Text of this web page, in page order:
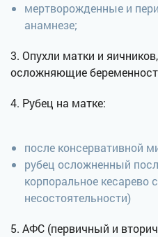
мертворожденные и
анамнезе;
3. Опухли матки и
осложняющие
4. Рубец на матке:
после консервативной
рубец осложненный
корпоральное кесарево
несостоятельности)
5. АФС (первичный и